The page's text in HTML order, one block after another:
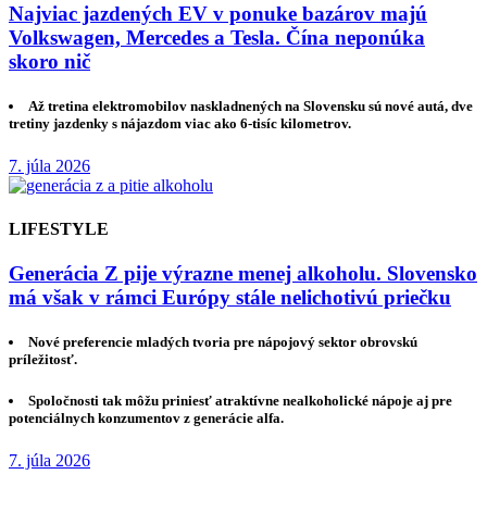
Najviac jazdených EV v ponuke bazárov majú
Volkswagen, Mercedes a Tesla. Čína neponúka
skoro nič
Až tretina elektromobilov naskladnených na Slovensku sú nové autá, dve
tretiny jazdenky s nájazdom viac ako 6-tisíc kilometrov.
7. júla 2026
LIFESTYLE
Generácia Z pije výrazne menej alkoholu. Slovensko
má však v rámci Európy stále nelichotivú priečku
Nové preferencie mladých tvoria pre nápojový sektor obrovskú
príležitosť.
Spoločnosti tak môžu priniesť atraktívne nealkoholické nápoje aj pre
potenciálnych konzumentov z generácie alfa.
7. júla 2026